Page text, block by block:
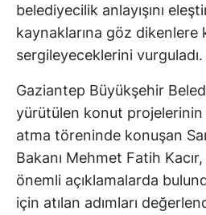
belediyecilik anlayışını
kaynaklarına göz dikenlere
sergileyeceklerini vurguladı.
Gaziantep Büyükşehir
yürütülen konut projelerinin
atma töreninde konuşan
Bakanı Mehmet Fatih
önemli açıklamalarda
için atılan adımları